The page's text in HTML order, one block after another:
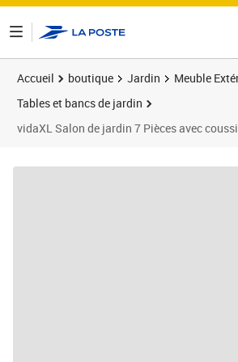
Accueil boutique Jardin
Meuble
Tables et bancs de jardin
vidaXL Salon de jardin 7 Pièces avec